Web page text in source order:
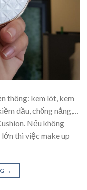
thông: kem lót, kem
dầu, chống nắng,…
Nếu không
thì việc make up
→